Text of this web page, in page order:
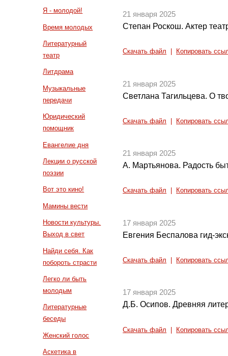
Я - молодой!
Время молодых
Литературный
театр
Литдрама
Музыкальные
передачи
Юридический
помощник
Евангелие дня
Лекции о русской
поэзии
Вот это кино!
Мамины вести
Новости культуры.
Выход в свет
Найди себя. Как
побороть страсти
Легко ли быть
молодым
Литературные
беседы
Женский голос
Аскетика в
21 января 2025
Степан Роскош. Актер
Скачать файл Копировать
21 января 2025
Светлана Тагильцева. О
Скачать файл Копировать
21 января 2025
А. Мартьянова. Радость
Скачать файл Копировать
17 января 2025
Евгения Беспалова гид-
Скачать файл Копировать
17 января 2025
Д.Б. Осипов. Древняя
Скачать файл Копировать